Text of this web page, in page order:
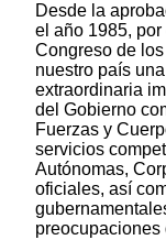
Desde la
el año 1985,
Congreso de
nuestro país
extraordinaria
del Gobierno
Fuerzas y
servicios
Autónomas,
oficiales, así
preocupaciones